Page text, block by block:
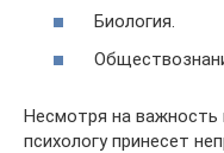
Биология.
Несмотря на важность
психологу принесет